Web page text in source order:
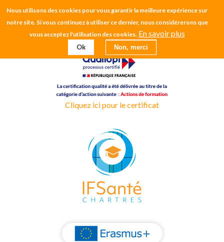
Nous utilisons des cookies pour vous garantir la meilleure expérience sur
notre site. Si vous continuez à utiliser ce dernier, nous considérerons que
vous acceptez l'utilisation des cookies. En savoir plus
Ok Non, merci
au
contenu
principal
CH CHARTRES
EHPAD
Cliquez ici pour le certificat